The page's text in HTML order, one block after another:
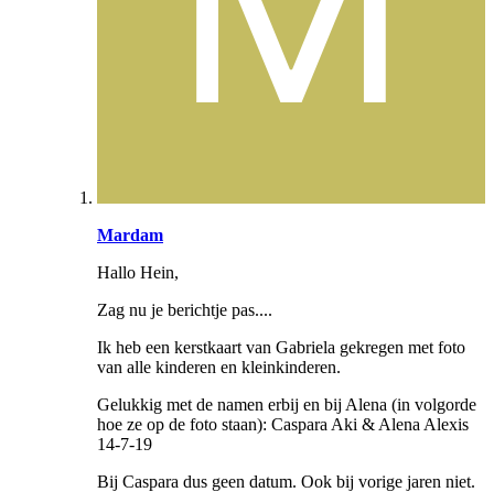
Mardam
Hallo Hein,
Zag nu je berichtje pas....
Ik heb een kerstkaart van Gabriela gekregen met foto
van alle kinderen en kleinkinderen.
Gelukkig met de namen erbij en bij Alena (in volgorde
hoe ze op de foto staan): Caspara Aki & Alena Alexis
14-7-19
Bij Caspara dus geen datum. Ook bij vorige jaren niet.